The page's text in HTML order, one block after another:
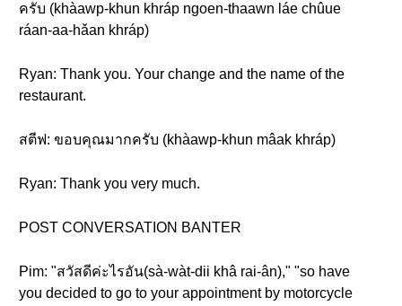
ครับ (khàawp-khun khráp ngoen-thaawn láe chûue
ráan-aa-hǎan khráp)
Ryan: Thank you. Your change and the name of the
restaurant.
สตีฟ: ขอบคุณมากครับ (khàawp-khun mâak khráp)
Ryan: Thank you very much.
POST CONVERSATION BANTER
Pim: "สวัสดีค่ะไรอัน(sà-wàt-dii khâ rai-ân)," "so have
you decided to go to your appointment by motorcycle